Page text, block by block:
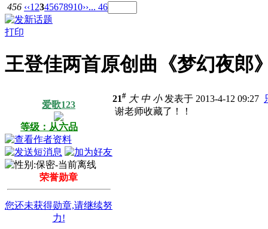
456 ‹‹1 2345678910››... 46
打印
王登佳两首原创曲《梦幻夜郎
爱歌123
等级：从六品
荣誉勋章
您还未获得勋章,请继续努
力!
21# 大 中 小发表于 2013-4-12 09:27
谢老师收藏了！！